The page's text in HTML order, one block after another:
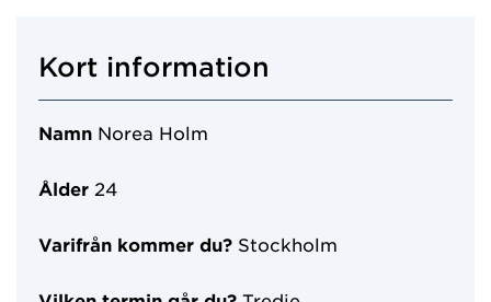
Kort information
Namn Norea Holm
Ålder 24
Varifrån kommer du? Stockholm